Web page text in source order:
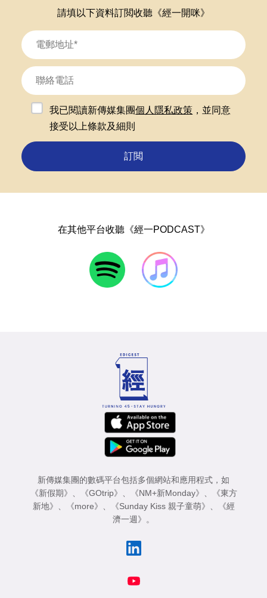
請填以下資料訂閲收聽《經一開咪》
我已閱讀新傳媒集團個人隱私政策 ，並同意
接受以上條款及細則
訂閲
在其他平台收聽《經一PODCAST》
新傳媒集團的數碼平台包括多個網站和應用程式，如
《新假期》
《GOtrip》 《NM+新Monday》
《東方
新地》
《more》 《Sunday Kiss 親子童萌》
《經
濟一週》
。